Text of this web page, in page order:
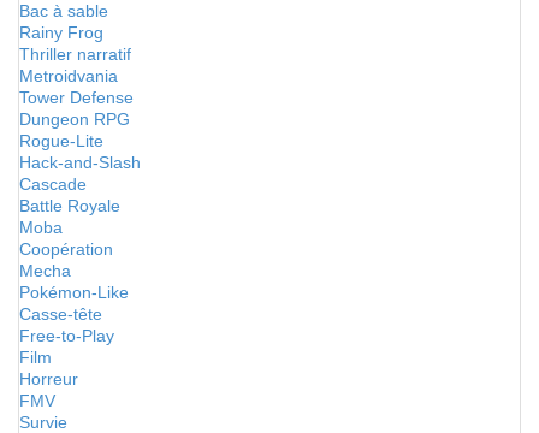
Bac à sable
Rainy Frog
Thriller narratif
Metroidvania
Tower Defense
Dungeon RPG
Rogue-Lite
Hack-and-Slash
Cascade
Battle Royale
Moba
Coopération
Mecha
Pokémon-Like
Casse-tête
Free-to-Play
Film
Horreur
FMV
Survie